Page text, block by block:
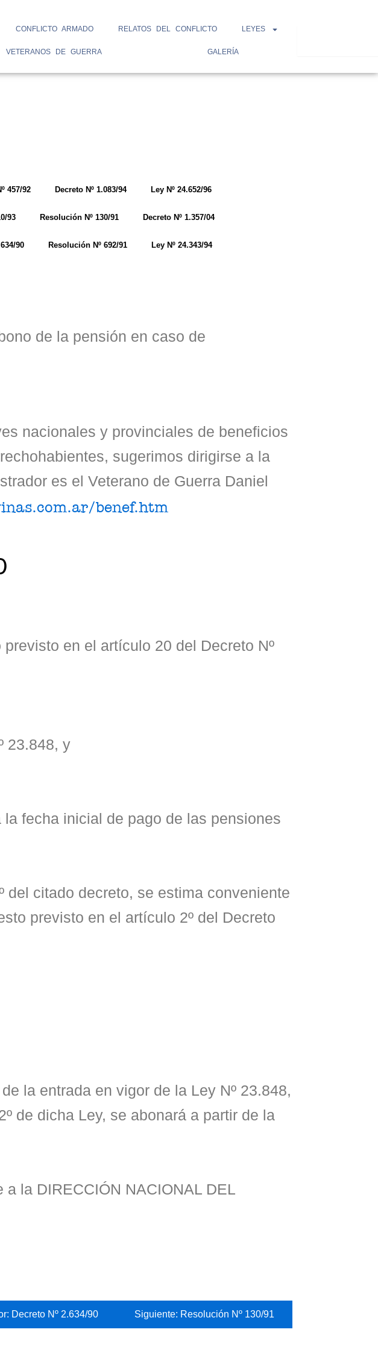
CONFLICTO ARMADO RELATOS DEL CONFLICTO LEYES
VETERANOS DE GUERRA GALERÍA
457/92 Decreto Nº 1.083/94 Ley Nº 24.652/96
93 Resolución Nº 130/91 Decreto Nº 1.357/04
90 Resolución Nº 692/91 Ley Nº 24.343/94
de la pensión en caso de
nacionales y provinciales de beneficios
sugerimos dirigirse a la
es el Veterano de Guerra Daniel
benef.htm
en el artículo 20 del Decreto Nº
23.848, y
fecha inicial de pago de las pensiones
citado decreto, se estima conveniente
previsto en el artículo 2º del Decreto
la entrada en vigor de la Ley Nº 23.848,
de dicha Ley, se abonará a partir de la
la DIRECCIÓN NACIONAL DEL
Decreto Nº 2.634/90 Siguiente: Resolución Nº 130/91